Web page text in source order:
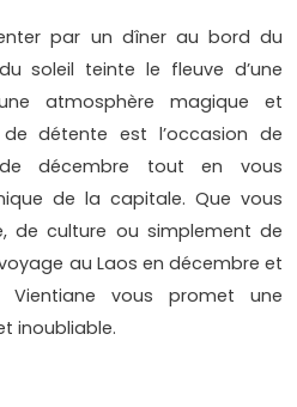
par un dîner au bord du
soleil teinte le fleuve d’une
atmosphère magique et
détente est l’occasion de
décembre tout en vous
de la capitale. Que vous
de culture ou simplement de
au Laos en décembre et
Vientiane vous promet une
inoubliable.